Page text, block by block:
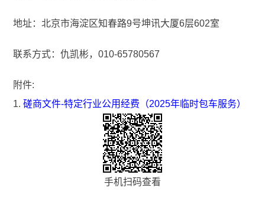
地址：北京市海淀区知春路9号坤讯大厦6层602室
联系方式：仇凯彬，010-65780567
附件:
1.磋商文件-特定行业公用经费（2025年临时包车服务）
手机扫码查看